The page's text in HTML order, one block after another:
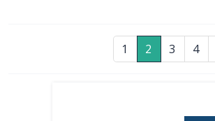
1 2 3 4